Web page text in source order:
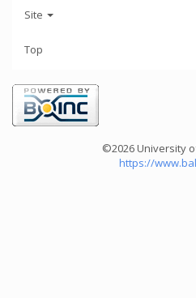
Site
Top
©2026 University
https://